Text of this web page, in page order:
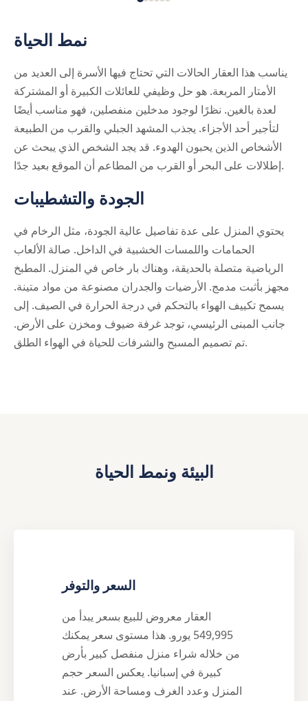
نمط الحياة
يناسب هذا العقار الحالات التي تحتاج فيها الأسرة إلى العديد من
الأمتار المربعة. هو حل وظيفي للعائلات الكبيرة أو المشتركة
لعدة بالغين. نظرًا لوجود مدخلين منفصلين، فهو مناسب أيضًا
لتأجير أحد الأجزاء. يجذب المشهد الجبلي والقرب من الطبيعة
الأشخاص الذين يحبون الهدوء. قد يجد الشخص الذي يبحث عن
إطلالات على البحر أو القرب من المطاعم أن الموقع بعيد جدًا.
الجودة والتشطيبات
يحتوي المنزل على عدة تفاصيل عالية الجودة، مثل الرخام في
الحمامات واللمسات الخشبية في الداخل. صالة الألعاب
الرياضية متصلة بالحديقة، وهناك بار خاص في المنزل. المطبخ
مجهز بأثبت مدمج. الأرضيات والجدران مصنوعة من مواد متينة.
يسمح تكييف الهواء بالتحكم في درجة الحرارة في الصيف. إلى
جانب المبنى الرئيسي، توجد غرفة ضيوف ومخزن على الأرض.
تم تصميم المسبح والشرفات للحياة في الهواء الطلق.
البيئة ونمط الحياة
السعر والتوفر
العقار معروض للبيع بسعر يبدأ من
549,995 يورو. هذا مستوى سعر يمكنك
من خلاله شراء منزل منفصل كبير بأرض
كبيرة في إسبانيا. يعكس السعر حجم
المنزل وعدد الغرف ومساحة الأرض. عند